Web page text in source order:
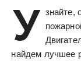
У знайте,
найдем лучшее